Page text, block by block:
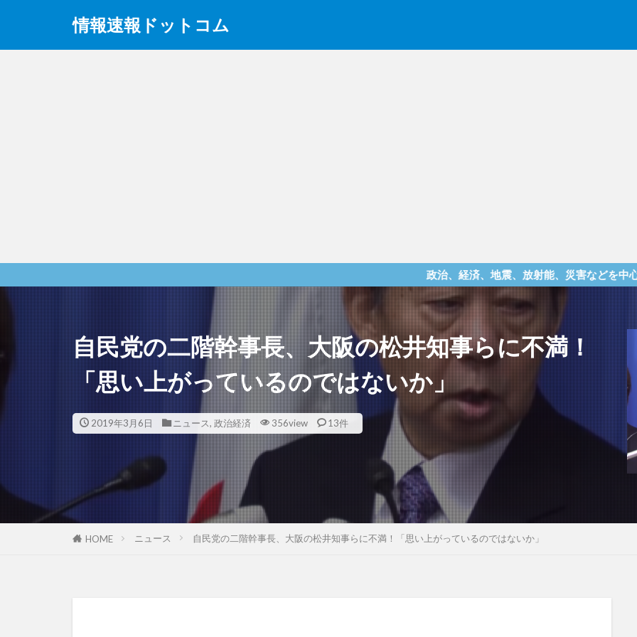
情報速報ドットコム
政治、経済、地震、放射能、災害などを中心に様々な情報を
自民党の二階幹事長、大阪の松井知事らに不満！
「思い上がっているのではないか」
2019年3月6日 ニュース, 政治経済 356view 13件
HOME ニュース 自民党の二階幹事長、大阪の松井知事らに不満！「思い上がっているのではないか」